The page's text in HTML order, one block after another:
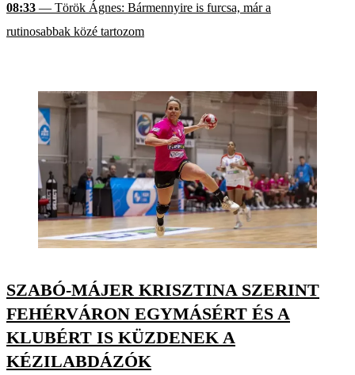
08:33 — Török Ágnes: Bármennyire is furcsa, már a
rutinosabbak közé tartozom
SZABÓ-MÁJER KRISZTINA SZERINT
FEHÉRVÁRON EGYMÁSÉRT ÉS A
KLUBÉRT IS KÜZDENEK A
KÉZILABDÁZÓK